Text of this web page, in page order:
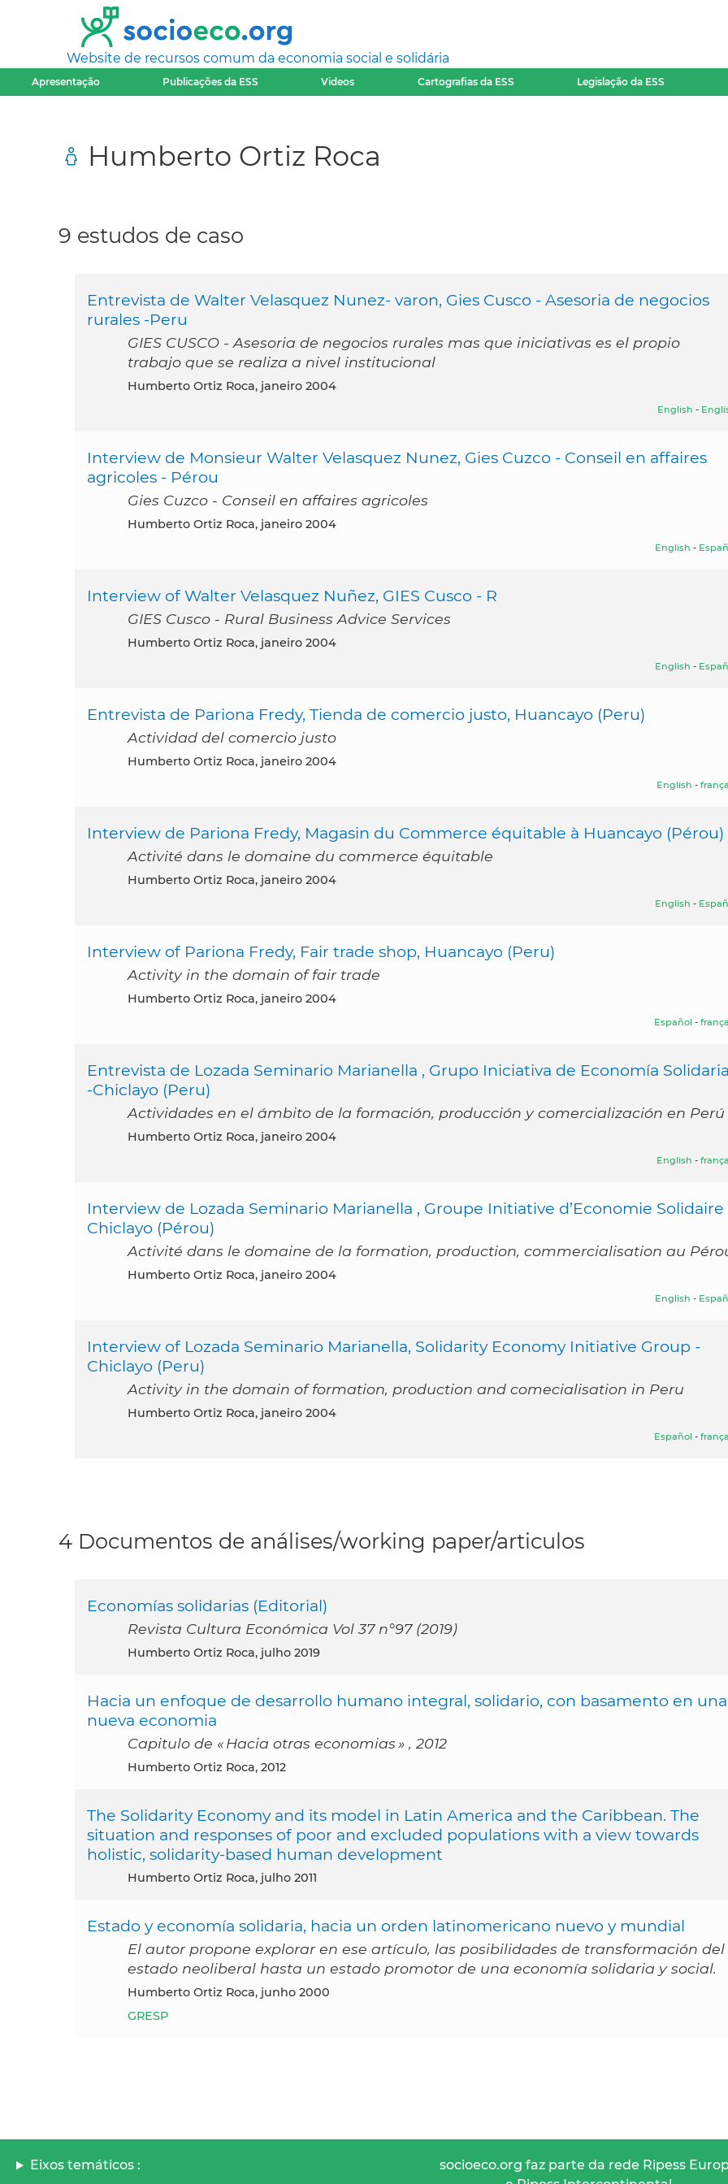
Website de recursos comum da economia social e solidária
Apresentação Publicações da ESS Videos Cartografias da ESS Legislação da ESS
Humberto Ortiz Roca
9 estudos de caso
Entrevista de Walter Velasquez Nunez- varon, Gies Cusco - Asesoria de negocios
rurales -Peru
GIES CUSCO - Asesoria de negocios rurales mas que iniciativas es el propio
trabajo que se realiza a nivel institucional
Humberto Ortiz Roca, janeiro 2004
English -
Interview de Monsieur Walter Velasquez Nunez, Gies Cuzco - Conseil en affaires
agricoles - Pérou
Gies Cuzco - Conseil en affaires agricoles
Humberto Ortiz Roca, janeiro 2004
English -
Interview of Walter Velasquez Nuñez, GIES Cusco - R
GIES Cusco - Rural Business Advice Services
Humberto Ortiz Roca, janeiro 2004
English -
Entrevista de Pariona Fredy, Tienda de comercio justo, Huancayo (Peru)
Actividad del comercio justo
Humberto Ortiz Roca, janeiro 2004
English -
Interview de Pariona Fredy, Magasin du Commerce équitable à Huancayo (Pérou)
Activité dans le domaine du commerce équitable
Humberto Ortiz Roca, janeiro 2004
English -
Interview of Pariona Fredy, Fair trade shop, Huancayo (Peru)
Activity in the domain of fair trade
Humberto Ortiz Roca, janeiro 2004
Español -
Entrevista de Lozada Seminario Marianella , Grupo Iniciativa de Economía Solidaria
-Chiclayo (Peru)
Actividades en el ámbito de la formación, producción y comercialización en Perú
Humberto Ortiz Roca, janeiro 2004
English -
Interview de Lozada Seminario Marianella , Groupe Initiative d’Economie Solidaire
Chiclayo (Pérou)
Activité dans le domaine de la formation, production, commercialisation au
Humberto Ortiz Roca, janeiro 2004
English -
Interview of Lozada Seminario Marianella, Solidarity Economy Initiative Group -
Chiclayo (Peru)
Activity in the domain of formation, production and comecialisation in Peru
Humberto Ortiz Roca, janeiro 2004
Español -
4 Documentos de análises/working paper/articulos
Economías solidarias (Editorial)
Revista Cultura Económica Vol 37 n°97 (2019)
Humberto Ortiz Roca, julho 2019
Hacia un enfoque de desarrollo humano integral, solidario, con basamento en una
nueva economia
Capitulo de « Hacia otras economias » , 2012
Humberto Ortiz Roca, 2012
The Solidarity Economy and its model in Latin America and the Caribbean. The
situation and responses of poor and excluded populations with a view towards
holistic, solidarity-based human development
Humberto Ortiz Roca, julho 2011
Estado y economía solidaria, hacia un orden latinomericano nuevo y mundial
El autor propone explorar en ese artículo, las posibilidades de transformación del
estado neoliberal hasta un estado promotor de una economía solidaria y social.
Humberto Ortiz Roca, junho 2000
GRESP
Eixos temáticos :
socioeco.org faz parte da rede Ripess